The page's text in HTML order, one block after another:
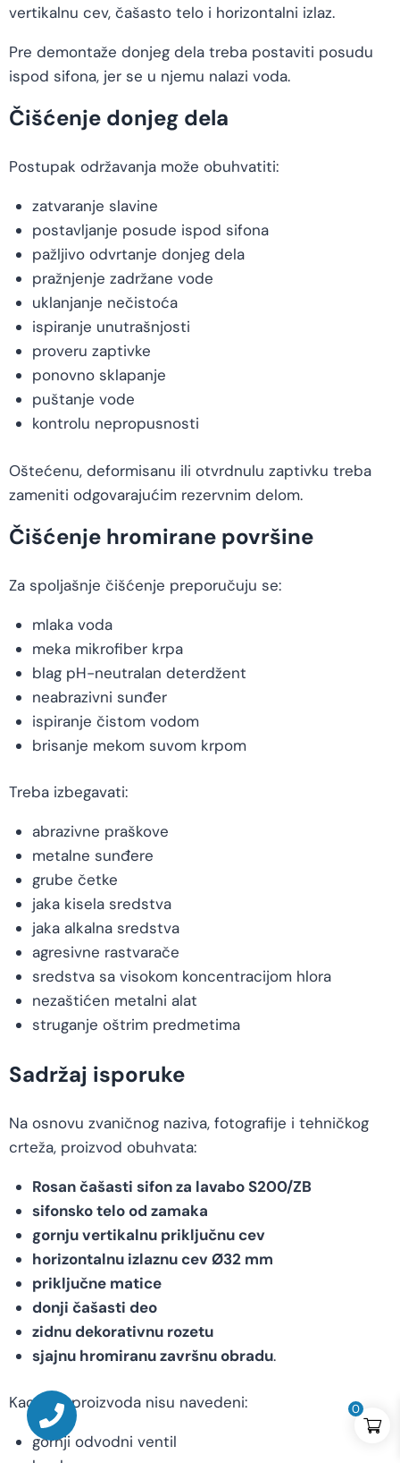
0
vertikalnu cev, čašasto telo i horizontalni izlaz.
Pre demontaže donjeg dela treba postaviti posudu
ispod sifona, jer se u njemu nalazi voda.
Čišćenje donjeg dela
Postupak održavanja može obuhvatiti:
zatvaranje slavine
postavljanje posude ispod sifona
pažljivo odvrtanje donjeg dela
pražnjenje zadržane vode
uklanjanje nečistoća
ispiranje unutrašnjosti
proveru zaptivke
ponovno sklapanje
puštanje vode
kontrolu nepropusnosti
Oštećenu, deformisanu ili otvrdnulu zaptivku treba
zameniti odgovarajućim rezervnim delom.
Čišćenje hromirane površine
Za spoljašnje čišćenje preporučuju se:
mlaka voda
meka mikrofiber krpa
blag pH-neutralan deterdžent
neabrazivni sunđer
ispiranje čistom vodom
brisanje mekom suvom krpom
Treba izbegavati:
abrazivne praškove
metalne sunđere
grube četke
jaka kisela sredstva
jaka alkalna sredstva
agresivne rastvarače
sredstva sa visokom koncentracijom hlora
nezaštićen metalni alat
struganje oštrim predmetima
Sadržaj isporuke
Na osnovu zvaničnog naziva, fotografije i tehničkog
crteža, proizvod obuhvata:
Rosan čašasti sifon za lavabo S200/ZB
sifonsko telo od zamaka
gornju vertikalnu priključnu cev
horizontalnu izlaznu cev Ø32 mm
priključne matice
donji čašasti deo
zidnu dekorativnu rozetu
sjajnu hromiranu završnu obradu.
Kao deo proizvoda nisu navedeni:
gornji odvodni ventil